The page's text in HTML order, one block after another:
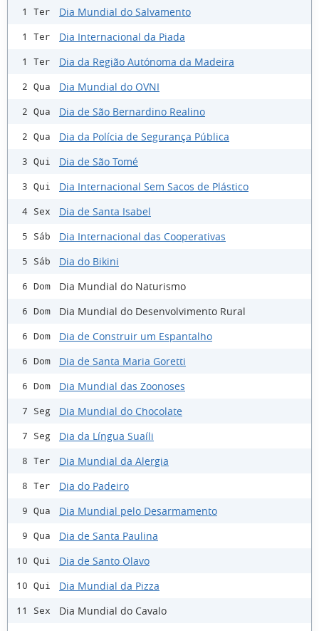
1 Ter Dia Mundial do Salvamento
1 Ter Dia Internacional da Piada
1 Ter Dia da Região Autónoma da Madeira
2 Qua Dia Mundial do OVNI
2 Qua Dia de São Bernardino Realino
2 Qua Dia da Polícia de Segurança Pública
3 Qui Dia de São Tomé
3 Qui Dia Internacional Sem Sacos de Plástico
4 Sex Dia de Santa Isabel
5 Sáb Dia Internacional das Cooperativas
5 Sáb Dia do Bikini
6 Dom Dia Mundial do Naturismo
6 Dom Dia Mundial do Desenvolvimento Rural
6 Dom Dia de Construir um Espantalho
6 Dom Dia de Santa Maria Goretti
6 Dom Dia Mundial das Zoonoses
7 Seg Dia Mundial do Chocolate
7 Seg Dia da Língua Suaíli
8 Ter Dia Mundial da Alergia
8 Ter Dia do Padeiro
9 Qua Dia Mundial pelo Desarmamento
9 Qua Dia de Santa Paulina
10 Qui Dia de Santo Olavo
10 Qui Dia Mundial da Pizza
11 Sex Dia Mundial do Cavalo